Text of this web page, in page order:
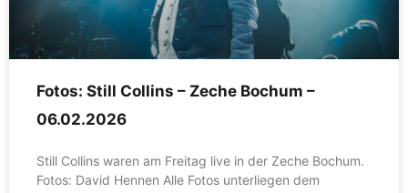
Fotos: Still Collins – Zeche Bochum –
06.02.2026
Still Collins waren am Freitag live in der Zeche Bochum.
Fotos: David Hennen Alle Fotos unterliegen dem